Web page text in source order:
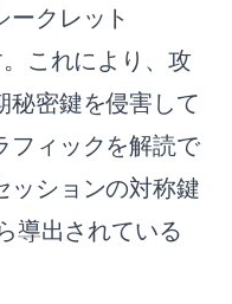
クレット
。これにより、攻
秘密鍵を侵害して
フィックを解読で
ッションの対称鍵
導出されている